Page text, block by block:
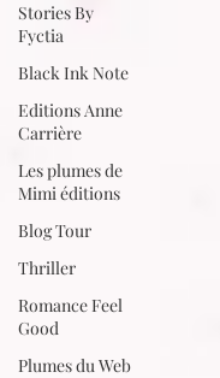
Stories By
Fyctia
Black Ink Note
Editions Anne
Carrière
Les plumes de
Mimi éditions
Blog Tour
Thriller
Romance Feel
Good
Plumes du Web